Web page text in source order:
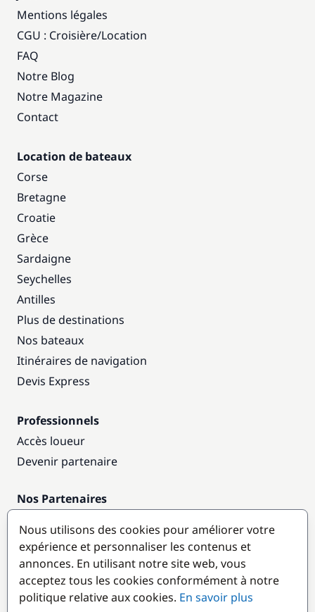
Mentions légales
CGU : Croisière/Location
FAQ
Notre Blog
Notre Magazine
Contact
Location de bateaux
Corse
Bretagne
Croatie
Grèce
Sardaigne
Seychelles
Antilles
Plus de destinations
Nos bateaux
Itinéraires de navigation
Devis Express
Professionnels
Accès loueur
Devenir partenaire
Nos Partenaires
Destinations populaires
Nous utilisons des cookies pour améliorer votre
expérience et personnaliser les contenus et
annonces. En utilisant notre site web, vous
acceptez tous les cookies conformément à notre
politique relative aux cookies. En savoir plus